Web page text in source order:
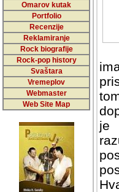
Omarov kutak
Portfolio
Recenzije
Reklamiranje
Rock biografije
Rock-pop history
Svaštara
Vremeplov
Webmaster
Web Site Map
je